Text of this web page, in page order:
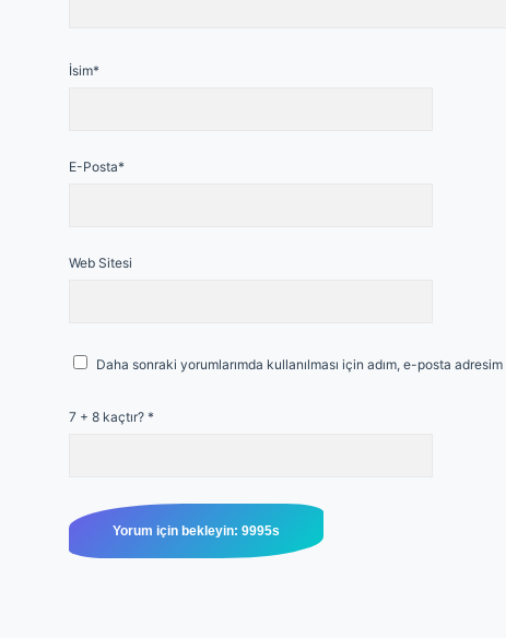
İsim*
E-Posta*
Web Sitesi
Daha sonraki yorumlarımda kullanılması için adım, e-posta
7 + 8 kaçtır? *